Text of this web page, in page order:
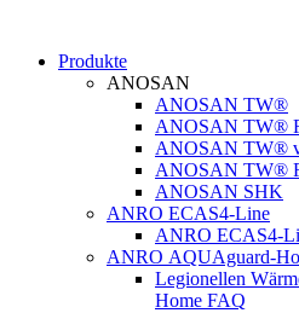
springenProdukte
ANOSAN
ANOSAN TW®
ANOSAN TW®
ANOSAN TW®
ANOSAN TW®
ANOSAN SHK
ANRO ECAS4-Line
ANRO ECAS4-
ANRO AQUAguard-
Legionellen
Home FAQ